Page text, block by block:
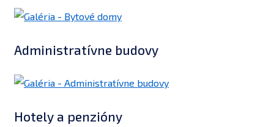
Administratívne budovy
Hotely a penzióny